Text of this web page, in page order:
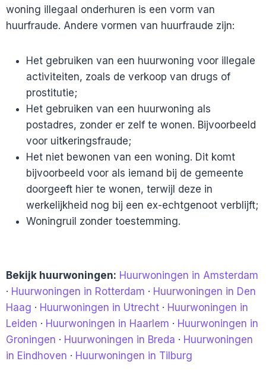
woning illegaal onderhuren is een vorm van
huurfraude. Andere vormen van huurfraude zijn:
Het gebruiken van een huurwoning voor illegale
activiteiten, zoals de verkoop van drugs of
prostitutie;
Het gebruiken van een huurwoning als
postadres, zonder er zelf te wonen. Bijvoorbeeld
voor uitkeringsfraude;
Het niet bewonen van een woning. Dit komt
bijvoorbeeld voor als iemand bij de gemeente
doorgeeft hier te wonen, terwijl deze in
werkelijkheid nog bij een ex-echtgenoot verblijft;
Woningruil zonder toestemming.
Bekijk huurwoningen: Huurwoningen in Amsterdam
· Huurwoningen in Rotterdam · Huurwoningen in Den
Haag · Huurwoningen in Utrecht · Huurwoningen in
Leiden · Huurwoningen in Haarlem · Huurwoningen in
Groningen · Huurwoningen in Breda · Huurwoningen
in Eindhoven · Huurwoningen in Tilburg